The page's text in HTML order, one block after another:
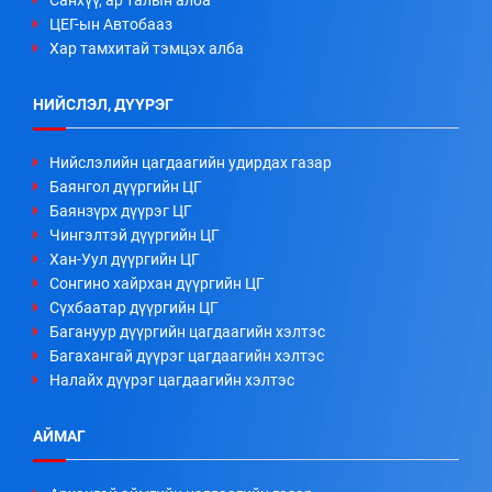
ЦЕГ-ын Автобааз
Хар тамхитай тэмцэх алба
НИЙСЛЭЛ, ДҮҮРЭГ
Нийслэлийн цагдаагийн удирдах газар
Баянгол дүүргийн ЦГ
Баянзүрх дүүрэг ЦГ
Чингэлтэй дүүргийн ЦГ
Хан-Уул дүүргийн ЦГ
Сонгино хайрхан дүүргийн ЦГ
Сүхбаатар дүүргийн ЦГ
Багануур дүүргийн цагдаагийн хэлтэс
Багахангай дүүрэг цагдаагийн хэлтэс
Налайх дүүрэг цагдаагийн хэлтэс
АЙМАГ